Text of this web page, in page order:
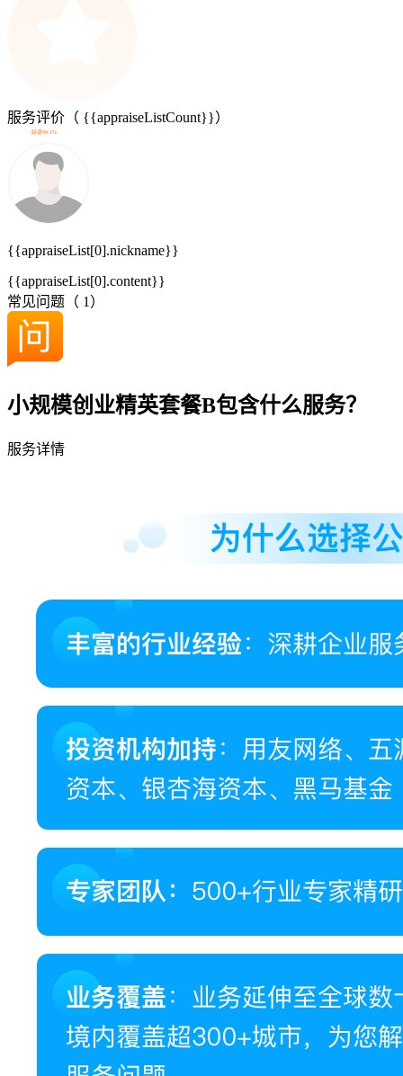
服务评价（ {{appraiseListCount}}）
好评99.1%
{{appraiseList[0].nickname}}
{{appraiseList[0].content}}
常见问题（ 1 ）
小规模创业精英套餐B包含什么服务？
服务详情